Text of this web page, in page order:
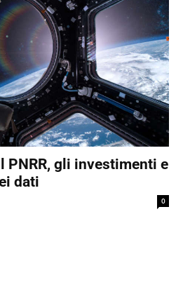
PNRR, gli investimenti e
dati
0